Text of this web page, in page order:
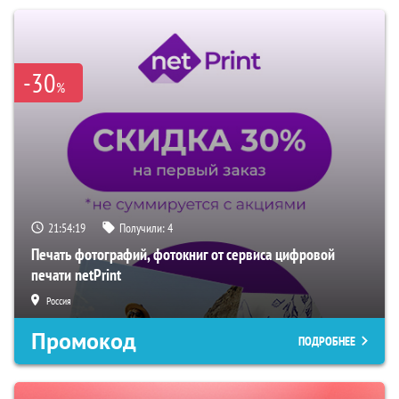
-30%
21:54:18 Получили:4
Печать фотографий, фотокниг от сервиса цифровой
печати netPrint
Россия
Промокод ПОДРОБНЕЕ